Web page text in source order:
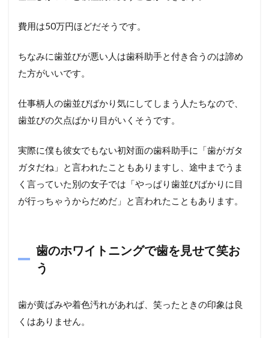
費用は50万円ほどだそうです。
ちなみに歯並びが悪い人は歯科助手と付き合うのは諦め
た方がいいです。
仕事柄人の歯並びばかり気にしてしまう人たちなので、
歯並びの欠点ばかり目がいくそうです。
実際に僕も彼女でもない初対面の歯科助手に「歯がガタ
ガタだね」と言われたこともありますし、途中までうま
く言っていた別の女子では「やっぱり歯並びばかりに目
が行っちゃうからだめだ」と言われたこともあります。
歯のホワイトニングで歯を見せて笑お
う
歯が黄ばみや着色汚れがあれば、笑ったときの印象は良
くはありません。